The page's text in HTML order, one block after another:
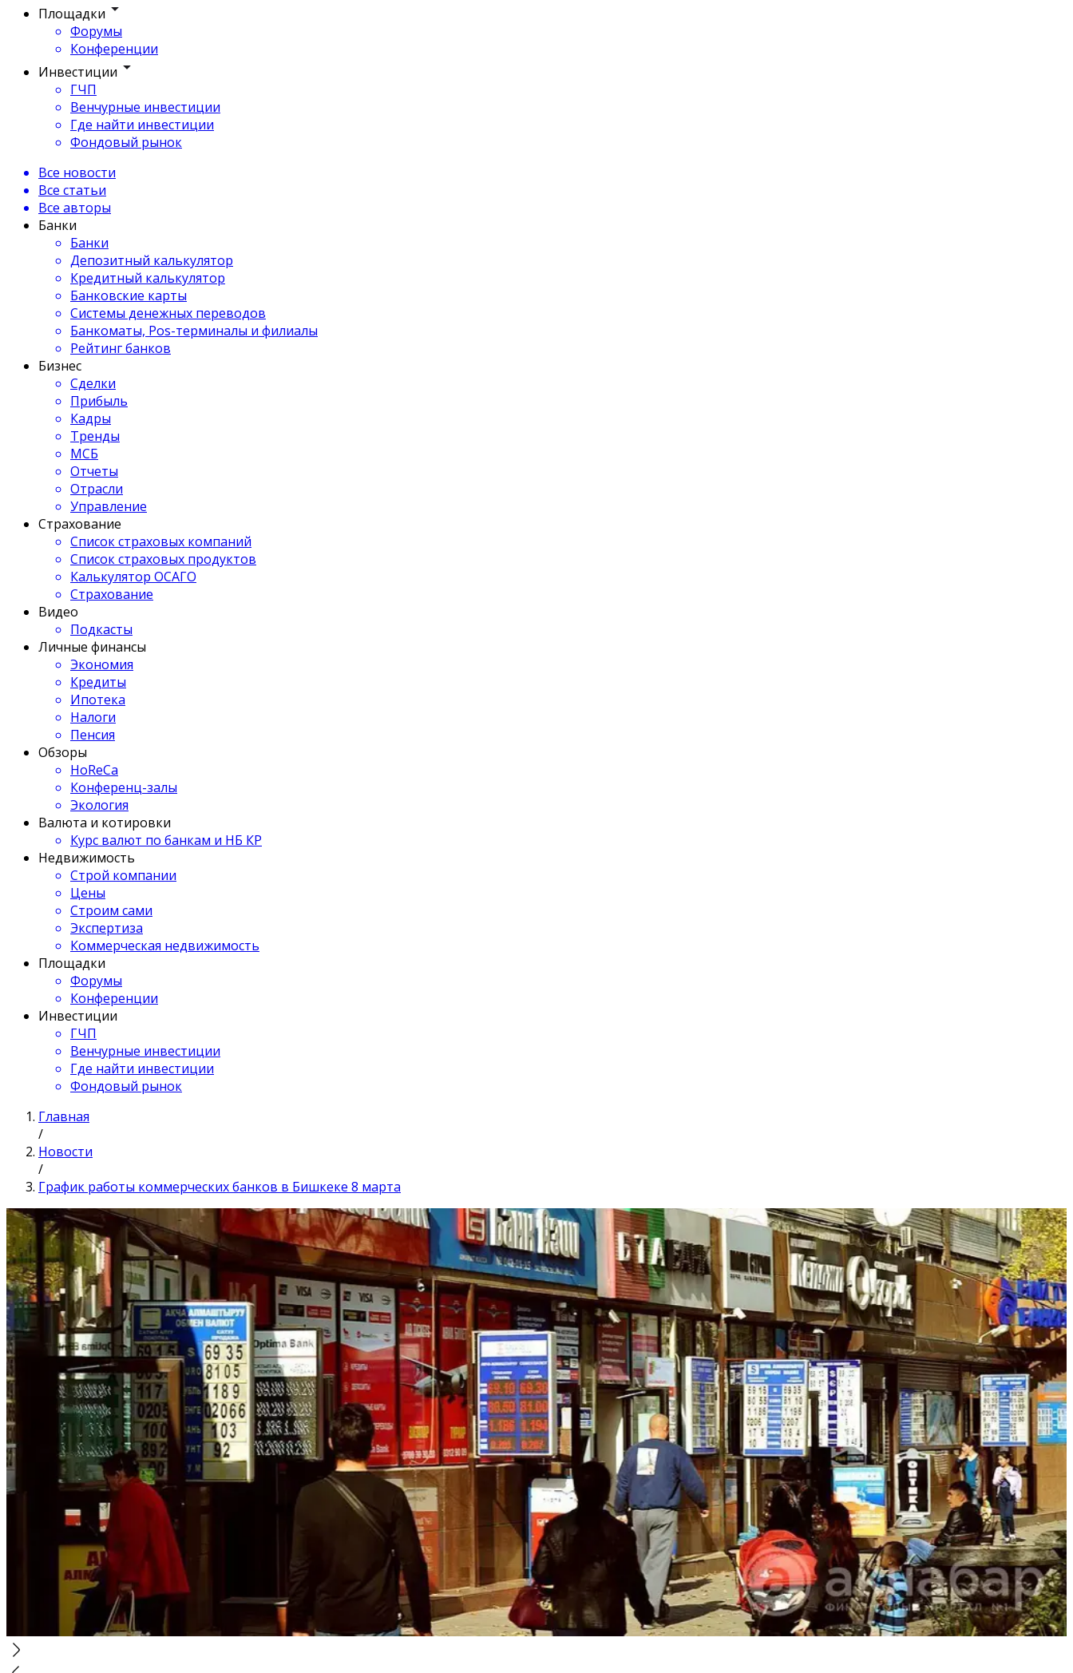
Площадки
Форумы
Конференции
Инвестиции
ГЧП
Венчурные инвестиции
Где найти инвестиции
Фондовый рынок
Все новости
Все статьи
Все авторы
Банки
Банки
Депозитный калькулятор
Кредитный калькулятор
Банковские карты
Системы денежных переводов
Банкоматы, Pos-терминалы и филиалы
Рейтинг банков
Бизнес
Сделки
Прибыль
Кадры
Тренды
МСБ
Отчеты
Отрасли
Управление
Страхование
Список страховых компаний
Список страховых продуктов
Калькулятор ОСАГО
Страхование
Видео
Подкасты
Личные финансы
Экономия
Кредиты
Ипотека
Налоги
Пенсия
Обзоры
HoReCa
Конференц-залы
Экология
Валюта и котировки
Курс валют по банкам и НБ КР
Недвижимость
Строй компании
Цены
Строим сами
Экспертиза
Коммерческая недвижимость
Площадки
Форумы
Конференции
Инвестиции
ГЧП
Венчурные инвестиции
Где найти инвестиции
Фондовый рынок
Главная
/
Новости
/
График работы коммерческих банков в Бишкеке 8 марта